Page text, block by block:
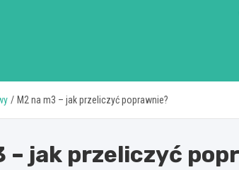
M2 na m3 – jak przeliczyć poprawnie?
– jak przeliczyć